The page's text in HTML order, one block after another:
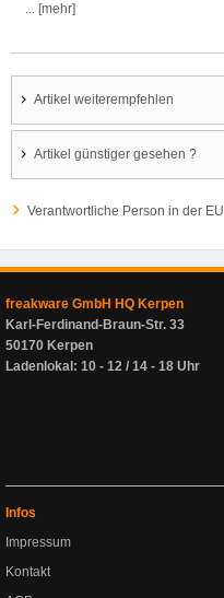
... [mehr]
Artikel weiterempfehlen
Artikel günstiger gesehen ?
Verantwortliche Person in der EU
freakware GmbH HQ Kerpen
Karl-Ferdinand-Braun-Str. 33
50170 Kerpen
Ladenlokal: 10 - 12 / 14 - 18 Uhr
Infos
Impressum
Kontakt